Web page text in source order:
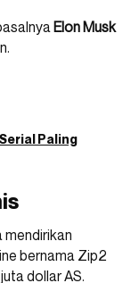
Elon Musk
Paling
mendirikan
bernama Zip2
dollar AS.